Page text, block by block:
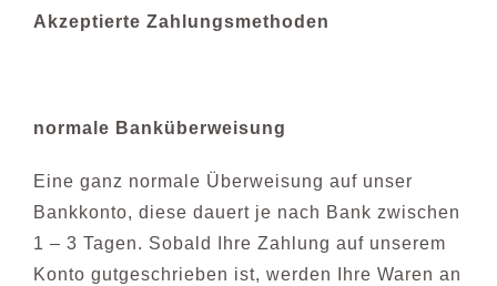
Haarstyles
Haarblog
Akzeptierte Zahlungsmethoden
normale Banküberweisung
Eine ganz normale Überweisung auf unser
Bankkonto, diese dauert je nach Bank zwischen
1 – 3 Tagen. Sobald Ihre Zahlung auf unserem
Konto gutgeschrieben ist, werden Ihre Waren an